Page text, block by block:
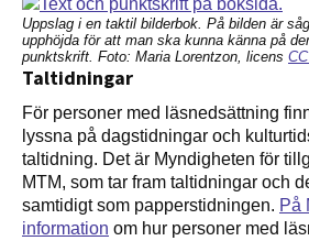
Uppslag i en taktil bilderbok. På bilden är
upphöjda för att man ska kunna känna på
punktskrift. Foto: Maria Lorentzon, licens
Taltidningar
För personer med läsnedsättning
lyssna på dagstidningar och
taltidning. Det är Myndigheten för
MTM, som tar fram taltidningar och
samtidigt som papperstidningen. På
information om hur personer med